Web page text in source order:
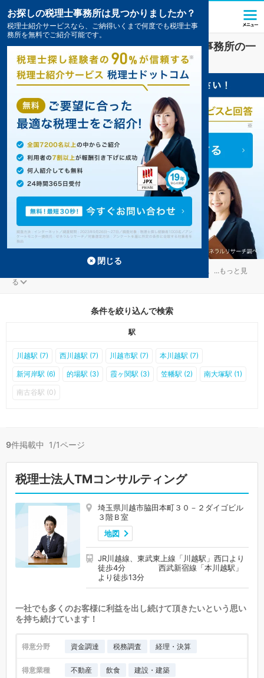
川越で税務調査対策を扱う税理士・会計事務所の一
覧9件掲載中
川越の税務調査対策を扱う税理士事務所が9件見つかりました。 ...もっと見
る
条件を絞り込んで検索
駅
川越駅 (7) 西川越駅 (7) 川越市駅 (7) 本川越駅 (7)
新河岸駅 (6) 的場駅 (3) 霞ヶ関駅 (3) 笠幡駅 (2) 南大塚駅 (1)
南古谷駅 (0)
9件掲載中 1/1ページ
税理士法人TMコンサルティング
埼玉県川越市脇田本町３０－２ダイゴビル
３階Ｂ室
地図
JR川越線、東武東上線「川越駅」西口より
徒歩4分 西武新宿線「本川越駅」
より徒歩13分
一社でも多くのお客様に利益を出し続けて頂きたいという思い
を持ち続けています！
得意分野 資金調達 税務調査 経理・決算
得意業種 不動産 飲食
建設・建築
お探しの税理士事務所は見つかりましたか？
税理士紹介サービスなら、ご納得いくまで何度でも税理士事
務所を無料でご紹介可能です。
閉じる